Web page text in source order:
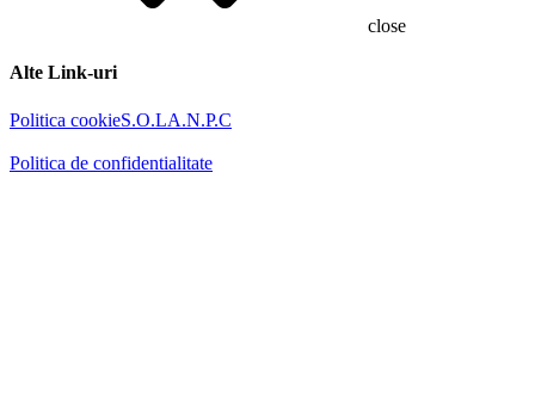
close
Alte Link-uri
Politica cookieS.O.LA.N.P.C
Politica de confidentialitate